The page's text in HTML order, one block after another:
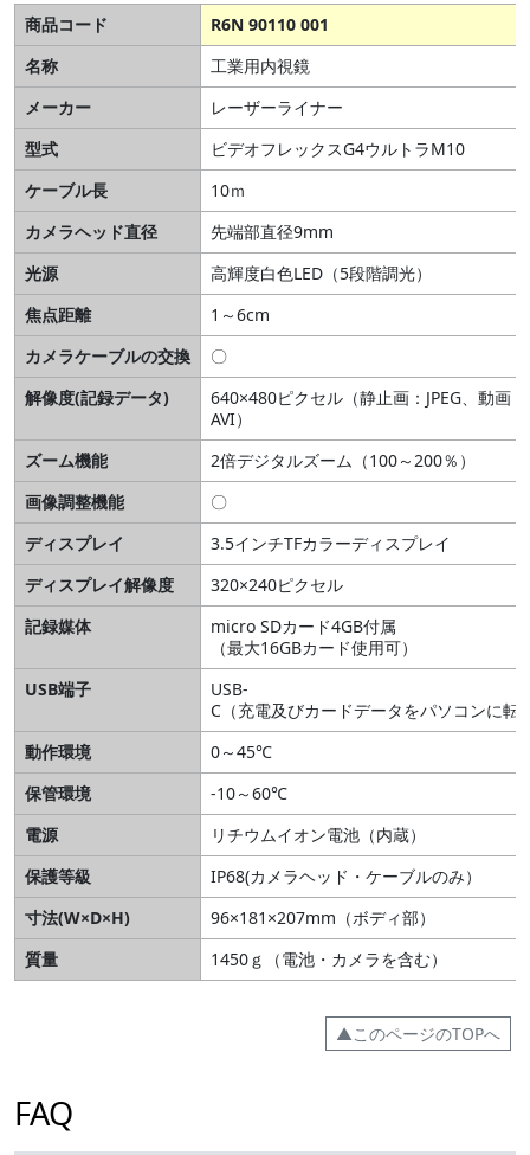
商品コード
R6N 90110 001
名称
工業用内視鏡
メーカー
レーザーライナー
型式
ビデオフレックスG4ウルトラM10
ケーブル長
10ｍ
カメラヘッド直径
先端部直径9mm
光源
高輝度白色LED（5段階調光）
焦点距離
1～6cm
カメラケーブルの交換
〇
解像度(記録データ)
640×480ピクセル（静止画：JPEG、動画：
AVI）
ズーム機能
2倍デジタルズーム（100～200％）
画像調整機能
〇
ディスプレイ
3.5インチTFカラーディスプレイ
ディスプレイ解像度
320×240ピクセル
記録媒体
micro SDカード4GB付属
（最大16GBカード使用可）
USB端子
USB-
C（充電及びカードデータをパソコンに転
動作環境
0～45℃
保管環境
-10～60℃
電源
リチウムイオン電池（内蔵）
保護等級
IP68(カメラヘッド・ケーブルのみ）
寸法(W×D×H)
96×181×207mm（ボディ部）
質量
1450ｇ（電池・カメラを含む）
▲このページのTOPへ
FAQ